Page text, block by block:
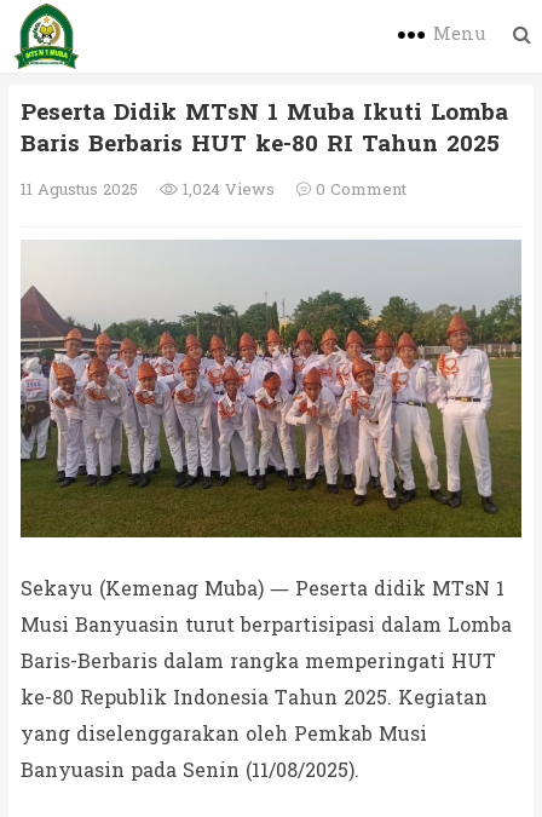
Menu
Peserta Didik MTsN 1 Muba Ikuti Lomba
Baris Berbaris HUT ke-80 RI Tahun 2025
11 Agustus 2025 1,024 Views 0 Comment
Sekayu (Kemenag Muba) — Peserta didik MTsN 1
Musi Banyuasin turut berpartisipasi dalam Lomba
Baris-Berbaris dalam rangka memperingati HUT
ke-80 Republik Indonesia Tahun 2025. Kegiatan
yang diselenggarakan oleh Pemkab Musi
Banyuasin pada Senin (11/08/2025).